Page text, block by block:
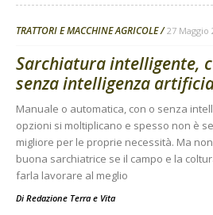
TRATTORI E MACCHINE AGRICOLE 27 Maggio
Sarchiatura intelligente,
senza intelligenza
Manuale o automatica, con o senza
opzioni si moltiplicano e spesso non è
migliore per le proprie necessità. Ma
buona sarchiatrice se il campo e la
farla lavorare al meglio
Di Redazione Terra e Vita